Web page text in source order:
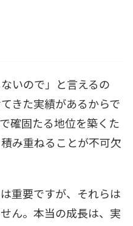
いので」と言えるの
きた実績があるからで
確固たる地位を築くた
み重ねることが不可欠
重要ですが、それらは
ん。本当の成長は、実